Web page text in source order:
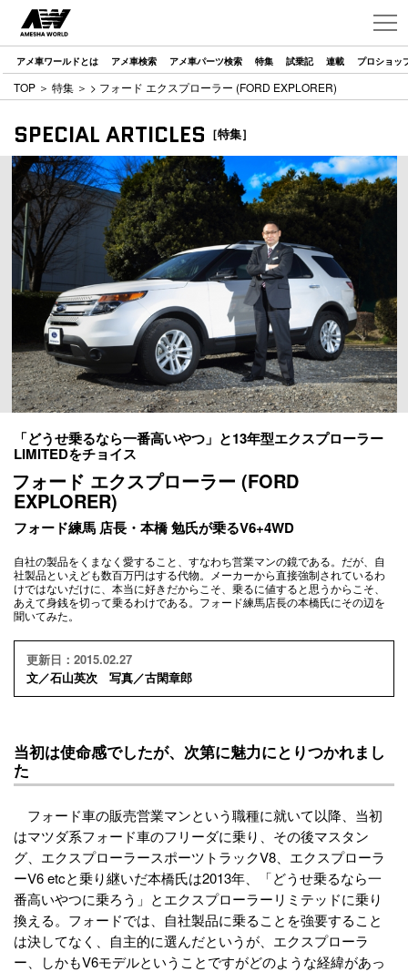
アメ車ワールドとは アメ車検索 アメ車パーツ検索 特集 試乗記 連載 プロショッ
TOP ＞ 特集 ＞ > フォード エクスプローラー (FORD EXPLORER)
SPECIAL ARTICLES ［特集］
「どうせ乗るなら一番高いやつ」と13年型エクスプローラー
LIMITEDをチョイス
フォード エクスプローラー (FORD
EXPLORER)
フォード練馬 店長・本橋 勉氏が乗るV6+4WD
自社の製品をくまなく愛すること、すなわち営業マンの鏡である。だが、自
社製品といえども数百万円はする代物。メーカーから直接強制されているわ
けではないだけに、本当に好きだからこそ、乗るに値すると思うからこそ、
あえて身銭を切って乗るわけである。フォード練馬店長の本橋氏にその辺を
聞いてみた。
更新日：2015.02.27
文／石山英次 写真／古閑章郎
当初は使命感でしたが、次第に魅力にとりつかれまし
た
フォード車の販売営業マンという職種に就いて以降、当初
はマツダ系フォード車のフリーダに乗り、その後マスタン
グ、エクスプローラースポーツトラックV8、エクスプローラ
ーV6 etcと乗り継いだ本橋氏は2013年、「どうせ乗るなら一
番高いやつに乗ろう」とエクスプローラーリミテッドに乗り
換える。フォードでは、自社製品に乗ることを強要すること
は決してなく、自主的に選んだというが、エクスプローラ
ー、しかもV6モデルということですがどのような経緯があっ